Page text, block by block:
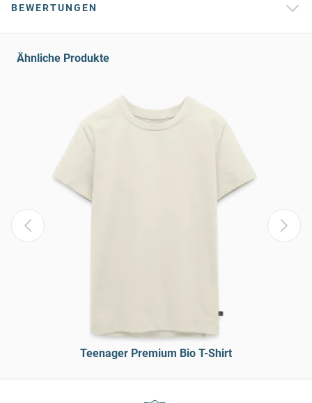
BEWERTUNGEN
Ähnliche Produkte
Teenager Premium Bio T-Shirt